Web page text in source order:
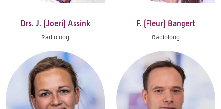
Drs. J. (Joeri) Assink
Radioloog
F. (Fleur) Bangert
Radioloog